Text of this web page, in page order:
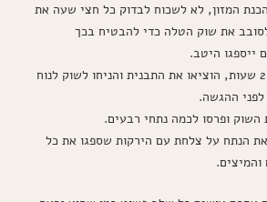
המזון, לא לשכוח לבדוק כל חצי שעה את
את שוק הטלה כדי להבטיח בכך
ייספגו היטב.
לאחר 2.5 שעות, הוציאו את התבנית והניחו לשוק לנוח
השוק ופרסו לכמה נתחי רבעים.
הנתח על צלחת עם הירקות שספגו את כל